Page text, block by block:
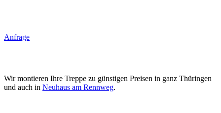
Anfrage
Wir montieren Ihre Treppe zu günstigen Preisen in ganz Thüringen
und auch in Neuhaus am Rennweg.